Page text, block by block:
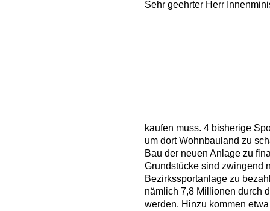
Sehr geehrter Herr
kaufen muss. 4 bisherige
um dort Wohnbauland zu
Bau der neuen Anlage zu
Grundstücke sind zwingend
Bezirkssportanlage zu
nämlich 7,8 Millionen durch
werden. Hinzu kommen